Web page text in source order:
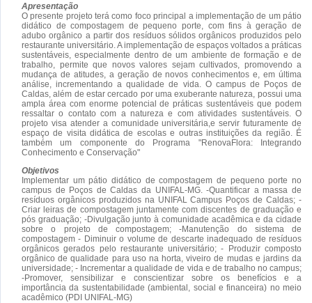
Apresentação
O presente projeto terá como foco principal a implementação de um pátio
didático de compostagem de pequeno porte, com fins à geração de
adubo orgânico a partir dos resíduos sólidos orgânicos produzidos pelo
restaurante universitário. A implementação de espaços voltados a práticas
sustentáveis, especialmente dentro de um ambiente de formação e de
trabalho, permite que novos valores sejam cultivados, promovendo a
mudança de atitudes, a geração de novos conhecimentos e, em última
análise, incrementando a qualidade de vida. O campus de Poços de
Caldas, além de estar cercado por uma exuberante natureza, possui uma
ampla área com enorme potencial de práticas sustentáveis que podem
ressaltar o contato com a natureza e com atividades sustentáveis. O
projeto visa atender a comunidade universitária,e servir futuramente de
espaço de visita didática de escolas e outras instituições da região. É
também um componente do Programa "RenovaFlora: Integrando
Conhecimento e Conservação"
Objetivos
Implementar um pátio didático de compostagem de pequeno porte no
campus de Poços de Caldas da UNIFAL-MG. -Quantificar a massa de
resíduos orgânicos produzidos na UNIFAL Campus Poços de Caldas; -
Criar leiras de compostagem juntamente com discentes de graduação e
pós graduação; -Divulgação junto à comunidade acadêmica e da cidade
sobre o projeto de compostagem; -Manutenção do sistema de
compostagem - Diminuir o volume de descarte inadequado de resíduos
orgânicos gerados pelo restaurante universitário; - Produzir composto
orgânico de qualidade para uso na horta, viveiro de mudas e jardins da
universidade; - Incrementar a qualidade de vida e de trabalho no campus;
-Promover, sensibilizar e conscientizar sobre os benefícios e a
importância da sustentabilidade (ambiental, social e financeira) no meio
acadêmico (PDI UNIFAL-MG)